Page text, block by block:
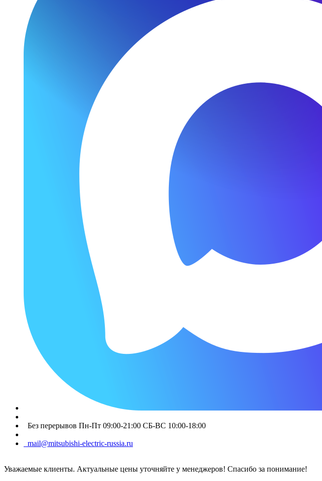
Без перерывов Пн-Пт 09:00-21:00 СБ-ВС 10:00-18:00
mail@mitsubishi-electric-russia.ru
Уважаемые клиенты. Актуальные цены уточняйте у менеджеров! Спасибо за понимание!